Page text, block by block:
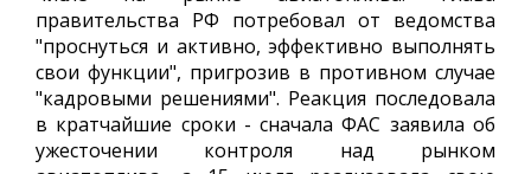
правительства РФ потребовал от ведомства
"проснуться и активно, эффективно выполнять
свои функции", пригрозив в противном случае
"кадровыми решениями". Реакция последовала
в кратчайшие сроки - сначала ФАС заявила об
ужесточении контроля над рынком